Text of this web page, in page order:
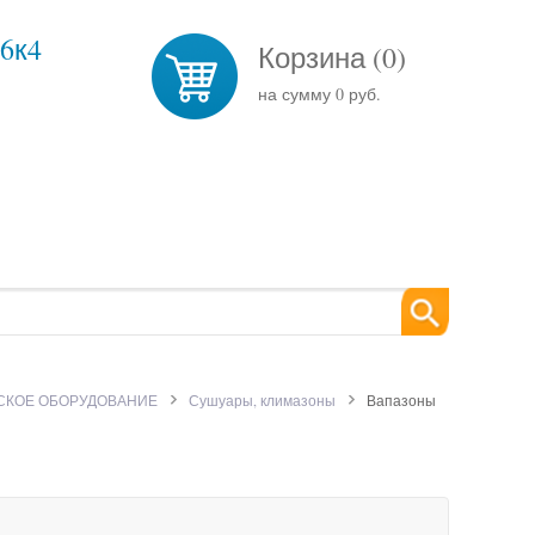
Корзина (0)
на сумму 0 руб.
ОБОРУДОВАНИЕ Сушуары, климазоны Вапазоны